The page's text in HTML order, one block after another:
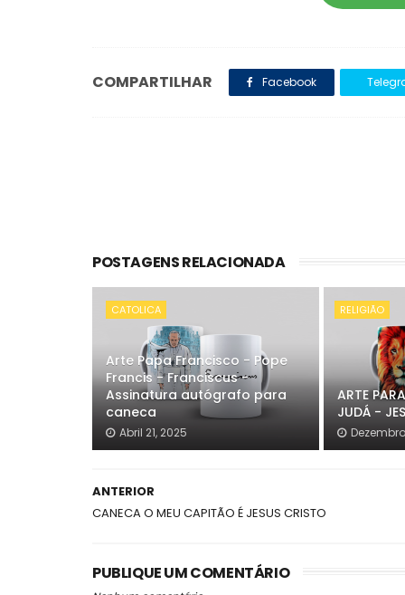
COMPARTILHAR Facebook
POSTAGENS RELACIONADA
CATOLICA
Arte Papa Francisco - Pope
Francis - Franciscus -
Assinatura autógrafo para
caneca
Abril 21, 2025
RELIGIÃO
ARTE
JUDÁ -
ANTERIOR
CANECA O MEU CAPITÃO É JESUS CRISTO
PUBLIQUE UM COMENTÁRIO